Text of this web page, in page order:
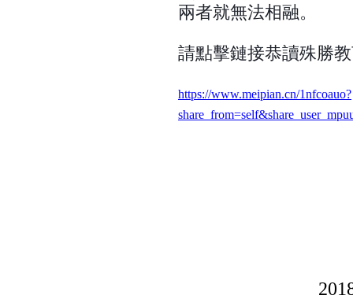
兩者就無法相融。
請點擊鏈接恭讀殊勝
https://www.meipian.cn/1nfcoauo?